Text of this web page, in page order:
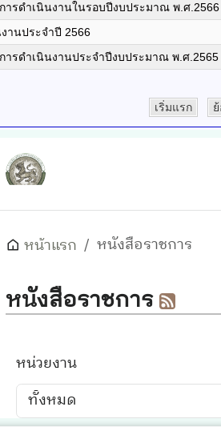
ารดำเนินงานในรอบปีงบประมาณ พ.ศ.2566
านประจำปี 2566
ารดำเนินงานประจำปีงบประมาณ พ.ศ.2565
เริ่มแรก